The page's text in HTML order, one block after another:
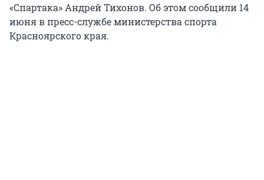
«Спартака» Андрей Тихонов. Об этом сообщили 14
июня в пресс-службе министерства спорта
Красноярского края.